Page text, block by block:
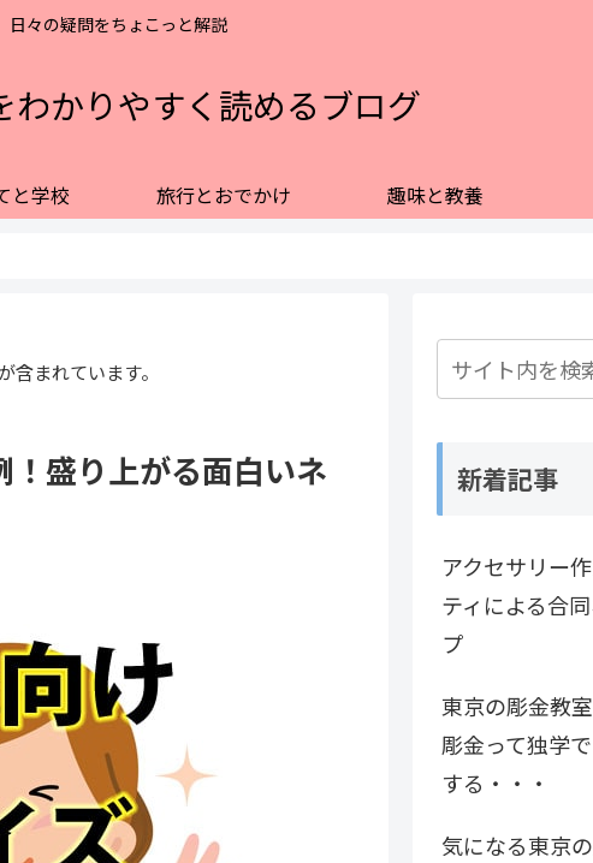
日々の疑問をちょこっと解説
わかりやすく読めるブログ
と学校 旅行とおでかけ 趣味と教養
まれています。
盛り上がる面白いネ
新着記事
アクセサリー
ティによる合
プ
東京の彫金教
彫金って独学
する・・・
気になる東京